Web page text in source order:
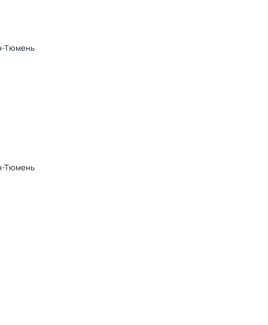
Тюмень
Тюмень